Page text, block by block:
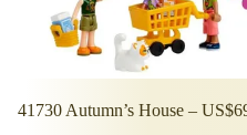
41730 Autumn’s House –